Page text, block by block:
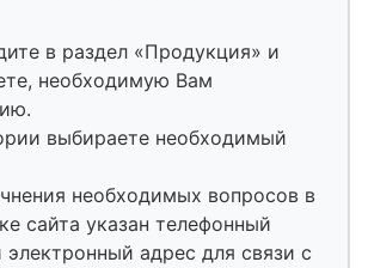
в раздел «Продукция» и
необходимую Вам
выбираете необходимый
необходимых вопросов в
сайта указан телефонный
адрес для связи с